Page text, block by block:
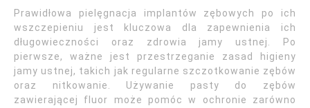
Prawidłowa pielęgnacja implantów zębowych po ich
wszczepieniu jest kluczowa dla zapewnienia ich
długowieczności oraz zdrowia jamy ustnej. Po
pierwsze, ważne jest przestrzeganie zasad higieny
jamy ustnej, takich jak regularne szczotkowanie zębów
oraz nitkowanie. Używanie pasty do zębów
zawierającej fluor może pomóc w ochronie zarówno